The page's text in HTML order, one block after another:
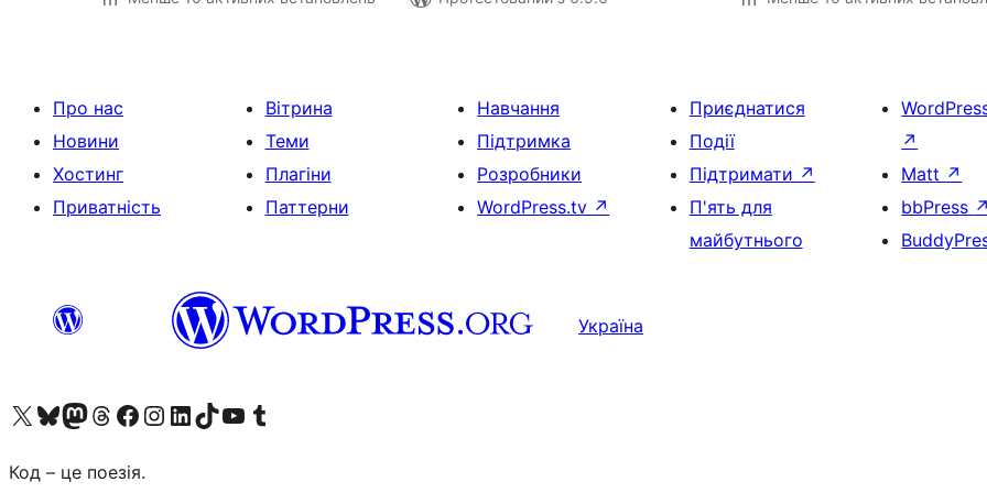
Про нас
Новини
Хостинг
Приватність
Вітрина
Теми
Плагіни
Паттерни
Навчання
Підтримка
Розробники
WordPress.tv ↗
Приєднатися
Події
Підтримати ↗
П'ять для
майбутнього
↗
Matt ↗
bbPress ↗
Україна
Visit our X (formerly Twitter) account
Visit our Bluesky account
Завітайте до нашої стрічки в Mastodon
Visit our Threads account
Завітайте на нашу сторінку в Facebook
Visit our Instagram account
Visit our LinkedIn account
Visit our TikTok account
Visit our YouTube channel
Visit our Tumblr account
Код – це поезія.